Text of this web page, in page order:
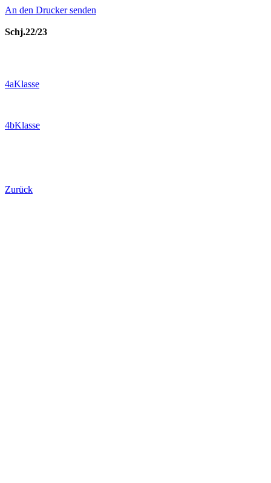
An den Drucker senden
Schj.22/23
4aKlasse
4bKlasse
Zurück